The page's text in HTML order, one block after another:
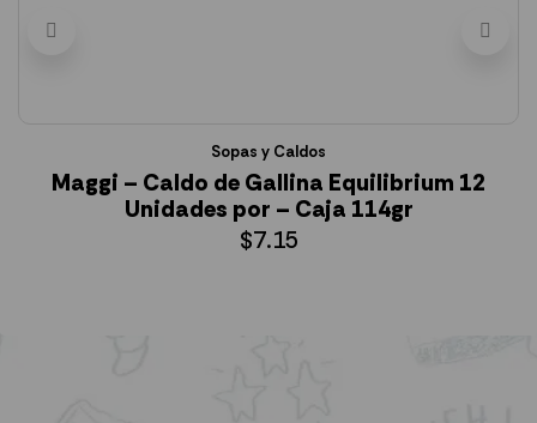
Sopas y Caldos
Maggi – Caldo de Gallina Equilibrium 12
Unidades por – Caja 114gr
$7.15